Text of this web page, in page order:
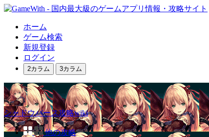
ホーム
ゲーム検索
新規登録
ログイン
2カラム 3カラム
シャドウバース攻略wiki
他の攻略